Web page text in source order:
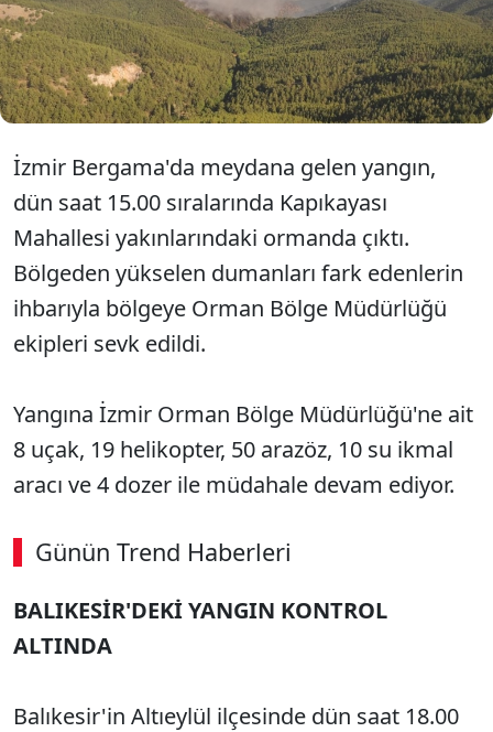
müdahale sürüyor.
İzmir Bergama'da meydana gelen yangın,
dün saat 15.00 sıralarında Kapıkayası
Mahallesi yakınlarındaki ormanda çıktı.
Bölgeden yükselen dumanları fark edenlerin
ihbarıyla bölgeye Orman Bölge Müdürlüğü
ekipleri sevk edildi.
Yangına İzmir Orman Bölge Müdürlüğü'ne ait
8 uçak, 19 helikopter, 50 arazöz, 10 su ikmal
aracı ve 4 dozer ile müdahale devam ediyor.
Günün Trend Haberleri
SÖZCÜ SON DAKİKA
BALIKESİR'DEKİ YANGIN KONTROL
ALTINDA
Balıkesir'in Altıeylül ilçesinde dün saat 18.00